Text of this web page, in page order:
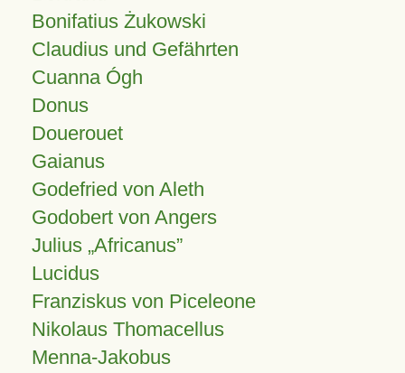
Bonifatius Żukowski
Claudius und Gefährten
Cuanna Ógh
Donus
Douerouet
Gaianus
Godefried von Aleth
Godobert von Angers
Julius Africanus
Lucidus
Franziskus von Piceleone
Nikolaus Thomacellus
Menna-Jakobus